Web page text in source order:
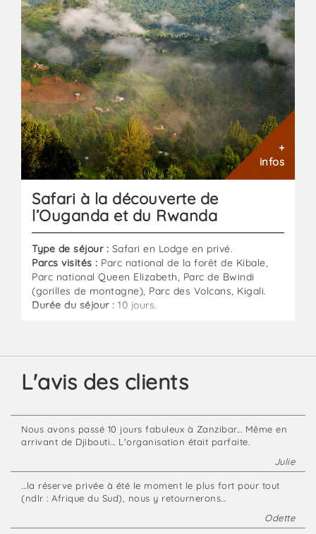
du
Rwanda
Combiné
Ouganda
-
Rwanda
en
lodge
+
infos
Safari à la découverte de
l’Ouganda et du Rwanda
Type de séjour : Safari en Lodge en privé.
Parcs visités : Parc national de la forêt de Kibale,
Parc national Queen Elizabeth, Parc de Bwindi
(gorilles de montagne), Parc des Volcans, Kigali.
Durée du séjour : 10 jours.
L'avis des clients
Nous avons passé 10 jours fabuleux à Zanzibar... Même en
arrivant de Djibouti... L'organisation était parfaite.
Julie
...la réserve privée à été le moment le plus fort pour tout
(ndlr : Afrique du Sud), nous y retournerons...
Odette